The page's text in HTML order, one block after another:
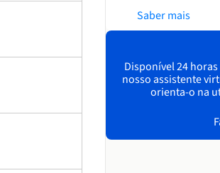
Saber mais
Disponível 24
nosso assistente
orienta-o na